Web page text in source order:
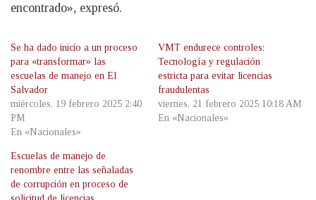
encontrado», expresó.
Se ha dado inicio a un proceso
para «transformar» las
escuelas de manejo en El
Salvador
miércoles, 19 febrero 2025 2:40
PM
En «Nacionales»
VMT endurece controles:
Tecnología y regulación
estricta para evitar licencias
fraudulentas
viernes, 21 febrero 2025 10:18 AM
En «Nacionales»
Escuelas de manejo de
renombre entre las señaladas
de corrupción en proceso de